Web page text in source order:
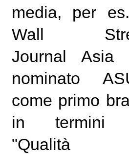
media, per
Wall
Journal Asia
nominato
come primo
in termini
"Qualità